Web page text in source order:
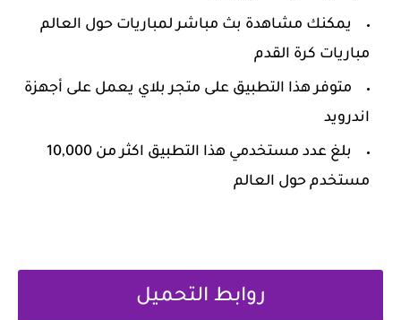
‏يمكنك مشاهدة بث مباشر لمباريات حول العالم
مباريات كرة القدم
‏متوفر هذا التطبيق على متجر بلاي يعمل على أجهزة
اندرويد
‏بلغ عدد مستخدمي هذا التطبيق اكثر من 10,000
مستخدم حول العالم
روابط التحميل